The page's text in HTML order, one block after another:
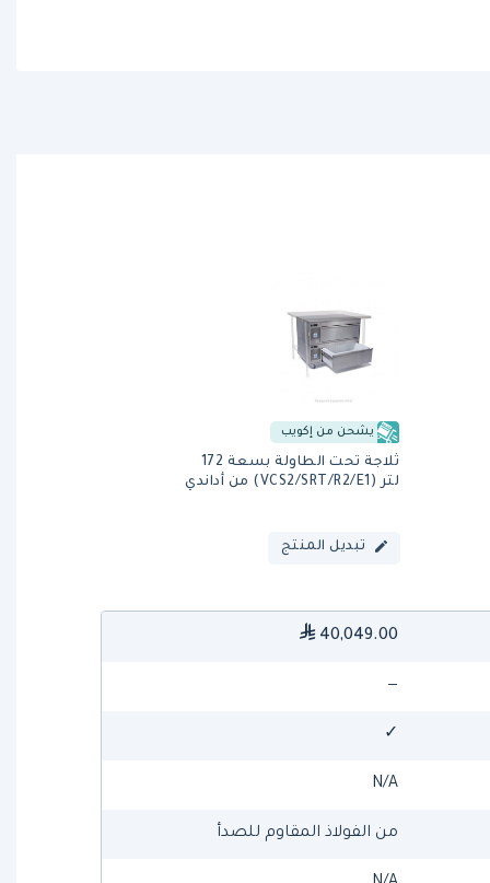
يشحن من إكويب
ثلاجة تحت الطاولة بسعة 172
لتر (VCS2/SRT/R2/E1) من أداندي
تبديل المنتج
40,049.00
—
✓
N/A
من الفولاذ المقاوم للصدأ